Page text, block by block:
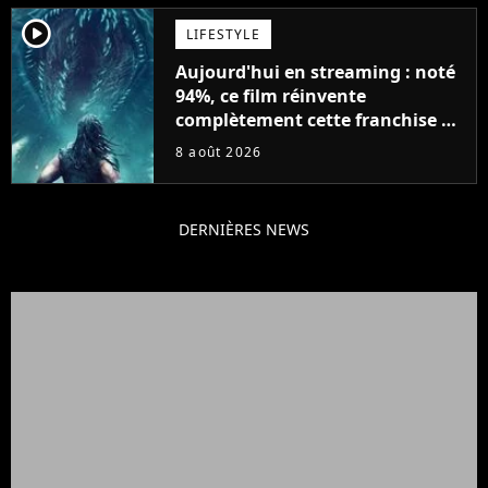
player2 LIFESTYLE
Aujourd'hui en streaming : noté
94%, ce film réinvente
complètement cette franchise de
science-fiction vieille de 40 ans
8 août 2026
DERNIÈRES NEWS